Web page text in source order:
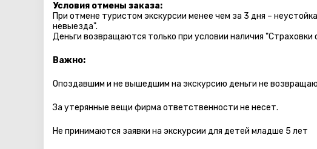
Условия отмены заказа:
При отмене туристом экскурсии менее чем за 3 дня –
невыезда".
Деньги возвращаются только при условии наличия "Страховки
Важно:
Опоздавшим и не вышедшим на экскурсию деньги не
За утерянные вещи фирма ответственности не несет.
Не принимаются заявки на экскурсии для детей младше 5 лет